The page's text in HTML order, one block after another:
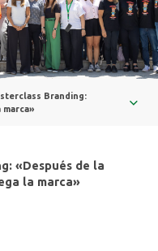
Branding:
«Después de la
la marca»